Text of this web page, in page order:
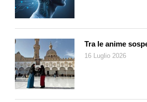
Tra le anime
16 Luglio 2026